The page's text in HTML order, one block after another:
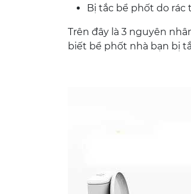
Bị tắc bể phốt do rác
Trên đây là 3 nguyên
biết bể phốt nhà bạn bị